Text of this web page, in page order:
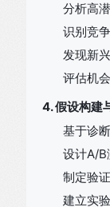
分析高
识别竞
发现新
评估机
4. 假设构建
基于诊
设计A/B
制定验
建立实